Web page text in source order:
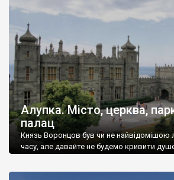
Алупка. Місто, церква,
палац
Князь Воронцов був чи не
часу, але давайте не будемо кривити